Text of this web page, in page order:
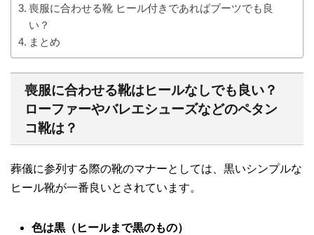
喪服に合わせる靴 ヒール付きであればブーツでも良
い？
まとめ
喪服に合わせる靴はヒールなしでも良い？
ローファーやバレエシューズなどのペタン
コ靴は？
葬儀に参列する際の靴のマナーとしては、黒いシンプルな
ヒール靴が一番良いとされています。
色は黒（ヒールまで黒のもの）